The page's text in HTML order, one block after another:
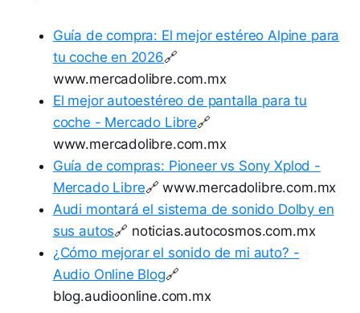
Guía de compra: El mejor estéreo Alpine para
tu coche en 2026🔗
www.mercadolibre.com.mx
El mejor autoestéreo de pantalla para tu
coche - Mercado Libre🔗
www.mercadolibre.com.mx
Guía de compras: Pioneer vs Sony Xplod -
Mercado Libre🔗 www.mercadolibre.com.mx
Audi montará el sistema de sonido Dolby en
sus autos🔗 noticias.autocosmos.com.mx
¿Cómo mejorar el sonido de mi auto? -
Audio Online Blog🔗
blog.audioonline.com.mx